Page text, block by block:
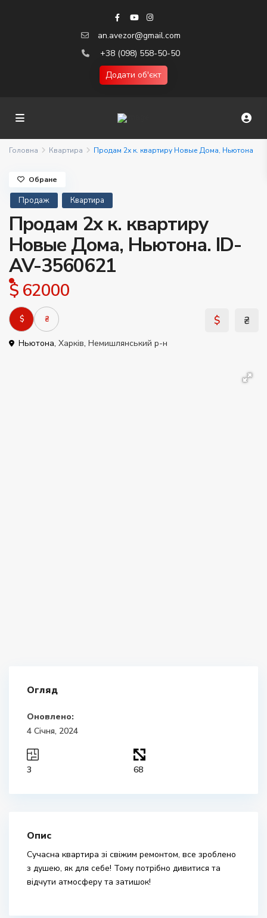
an.avezor@gmail.com
+38 (098) 558-50-50
Додати об'єкт
Головна Квартира Продам 2х к. квартиру Новые Дома, Ньютона
Продаж Квартира
Продам 2х к. квартиру
Новые Дома, Ньютона. ID-
AV-3560621
$ 62000
$ ₴
Ньютона, Харків, Немишлянський р-н
Обране
Огляд
Оновлено:
4 Січня, 2024
3 68
Опис
Сучасна квартира зі свіжим ремонтом, все зроблено
з душею, як для себе! Тому потрібно дивитися та
відчути атмосферу та затишок!
$ ₴